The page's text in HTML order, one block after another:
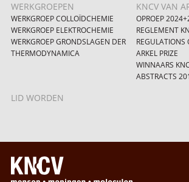
WERKGROEPEN
WERKGROEP COLLOÏDCHEMIE
WERKGROEP ELEKTROCHEMIE
WERKGROEP GRONDSLAGEN DER
THERMODYNAMICA
KNCV VAN
OPROEP
REGLEMENT
REGULATIONS
ARKEL PRIZE
WINNAARS
ABSTRACTS
LID WORDEN